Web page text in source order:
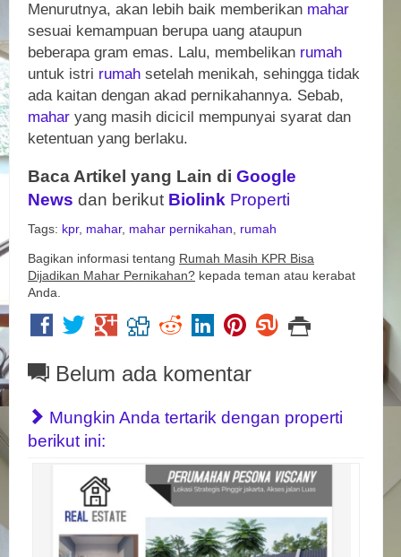
Menurutnya, akan lebih baik memberikan mahar
sesuai kemampuan berupa uang ataupun
beberapa gram emas. Lalu, membelikan rumah
untuk istri rumah setelah menikah, sehingga tidak
ada kaitan dengan akad pernikahannya. Sebab,
mahar yang masih dicicil mempunyai syarat dan
ketentuan yang berlaku.
Baca Artikel yang Lain di Google
News dan berikut Biolink Properti
Tags: kpr, mahar, mahar pernikahan, rumah
Bagikan informasi tentang Rumah Masih KPR Bisa
Dijadikan Mahar Pernikahan? kepada teman atau kerabat
Anda.
Belum ada komentar
Mungkin Anda tertarik dengan properti
berikut ini: